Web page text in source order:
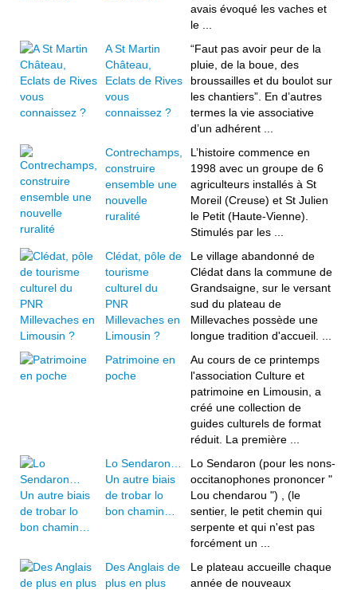
avais évoqué les vaches et
le ...
A St Martin
Château,
Eclats de Rives
vous
connaissez ?
“Faut pas avoir peur de la
pluie, de la boue, des
broussailles et du boulot sur
les chantiers”. En d’autres
termes la vie associative
d’un adhérent ...
Contrechamps,
construire
ensemble une
nouvelle
ruralité
L’histoire commence en
1998 avec un groupe de 6
agriculteurs installés à St
Moreil (Creuse) et St Julien
le Petit (Haute-Vienne).
Stimulés par les ...
Clédat, pôle de
tourisme
culturel du
PNR
Millevaches en
Limousin ?
Le village abandonné de
Clédat dans la commune de
Grandsaigne, sur le versant
sud du plateau de
Millevaches possède une
longue tradition d'accueil. ...
Patrimoine en
poche
Au cours de ce printemps
l'association Culture et
patrimoine en Limousin, a
créé une collection de
guides culturels de format
réduit. La première ...
Lo Sendaron…
Un autre biais
de trobar lo
bon chamin…
Lo Sendaron (pour les nons-
occitanophones prononcer "
Lou chendarou ") , (le
sentier, le petit chemin qui
serpente et qui n'est pas
forcément un ...
Des Anglais de
plus en plus
Le plateau accueille chaque
année de nouveaux